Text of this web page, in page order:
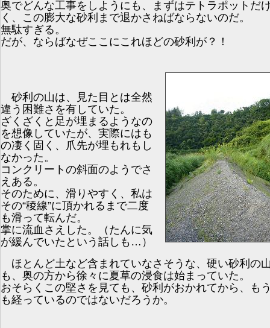
奥でどんな工事をしようにも、まずはテトラポットだ
く、この膨大な砂利まで退かさねばならないのだ。
無駄すぎる。
だが、ならばなぜここにこれほどの砂利が？！
砂利の山は、見た目とは全然
違う困難さを有していた。
ざくざくと足が埋まるようなの
を想像していたが、実際にはも
の凄く固く、爪先が埋もれもし
なかった。
コンクリートの斜面のようでさ
えある。
そのために、滑りやすく、私は
その“稜線”に頂かれるまで二度
も滑って転んだ。
掌に流血さえした。（たんに気
が緩んでいたという話しも…）
ほとんど土など含まれていなさそうな、硬い砂利の
も、奥の方から徐々に夏草の浸食は始まっていた。
おそらくこの堅さを見ても、砂利がおかれてから、も
も経っているのではないだろうか。